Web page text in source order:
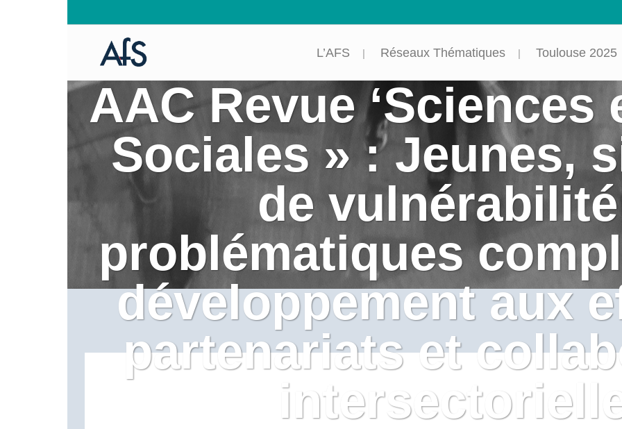
L’AFS Réseaux Thématiques Toulouse 2025
AAC Revue
Sociales » : Jeunes,
de
problématiques
développement aux
partenariats et